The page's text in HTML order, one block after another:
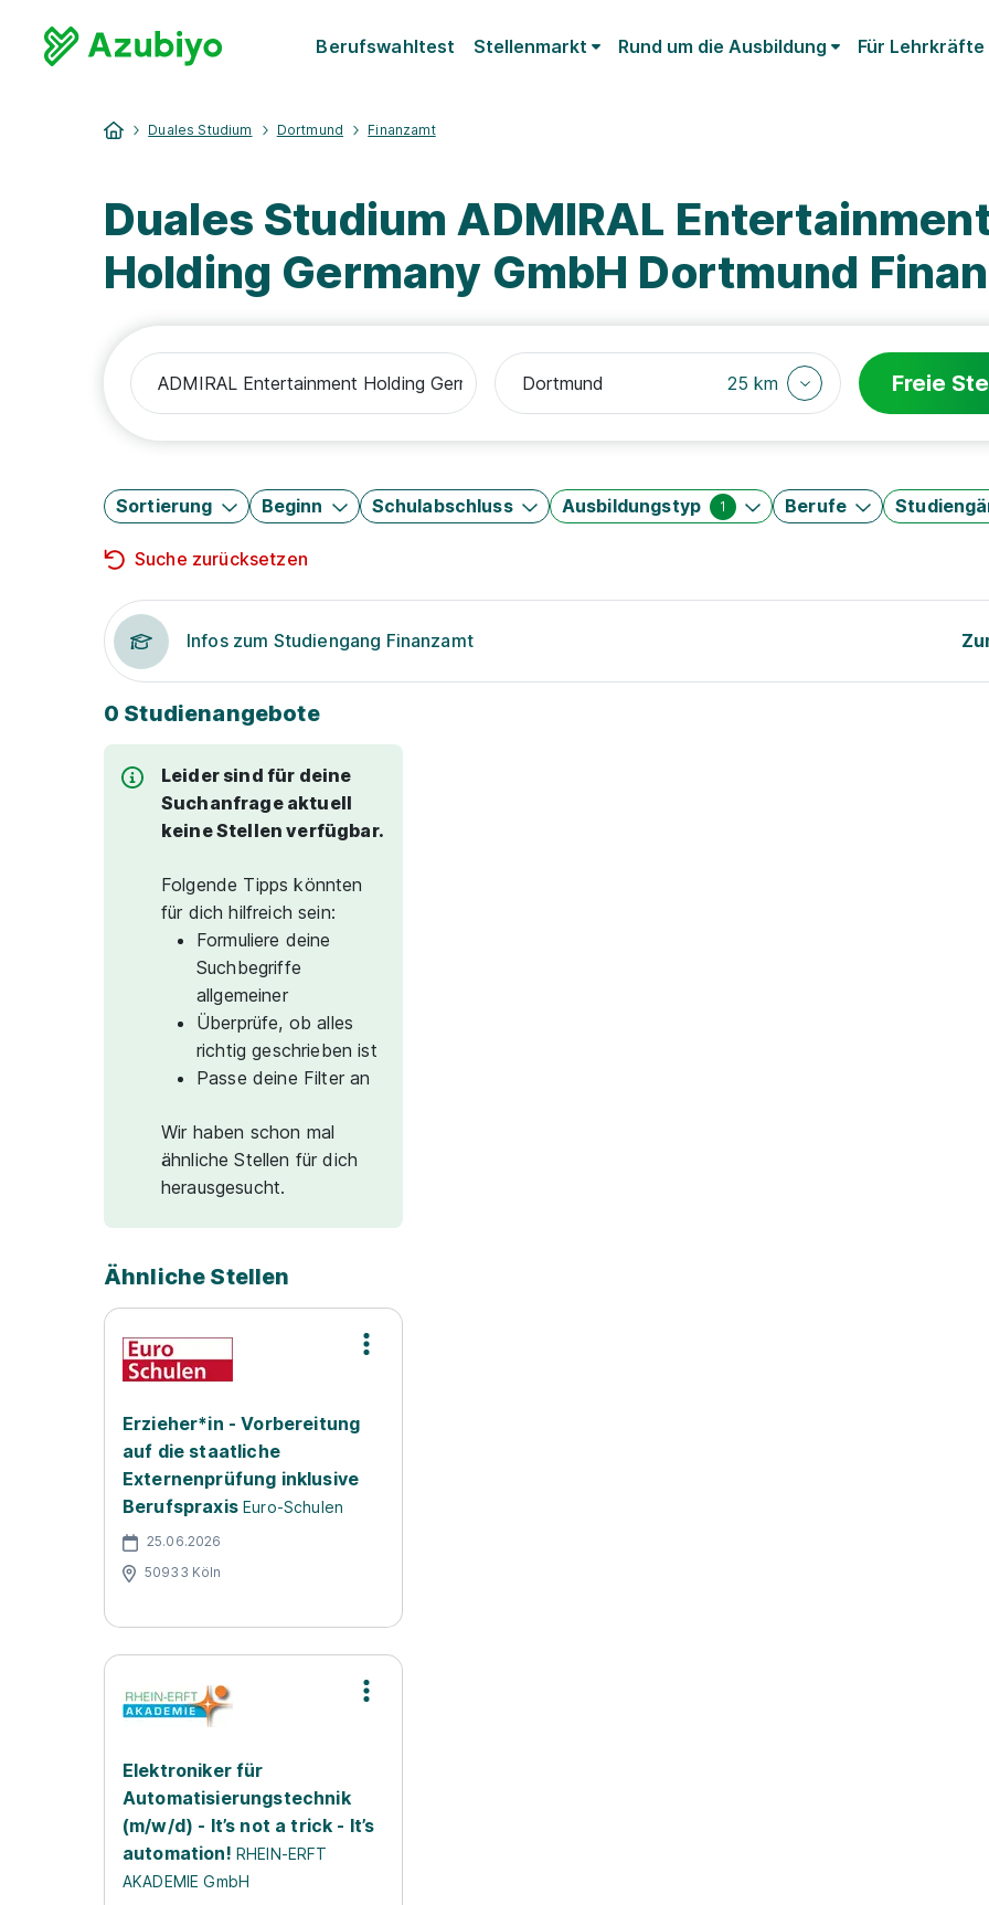
Berufswahltest Stellenmarkt Rund um die Ausbildung Für Lehrkräfte
Duales Studium Dortmund Finanzamt
Duales Studium ADMIRAL
Holding Germany GmbH Dortmund
25 km Freie
Sortierung Beginn Schulabschluss Ausbildungstyp 1 Berufe
Suche zurücksetzen
Infos zum Studiengang Finanzamt
0 Studienangebote
Leider sind für deine
Suchanfrage aktuell
keine Stellen verfügbar.
Folgende Tipps könnten
für dich hilfreich sein:
Formuliere deine
Suchbegriffe
allgemeiner
Überprüfe, ob alles
richtig geschrieben ist
Passe deine Filter an
Wir haben schon mal
ähnliche Stellen für dich
herausgesucht.
Ähnliche Stellen
Erzieher*in - Vorbereitung
auf die staatliche
Externenprüfung inklusive
Berufspraxis Euro-Schulen
25.06.2026
50933 Köln
Elektroniker für
Automatisierungstechnik
(m/w/d) - It’s not a trick - It’s
automation! RHEIN-ERFT
AKADEMIE GmbH